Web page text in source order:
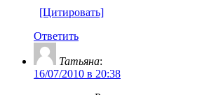
[Цитировать]
Ответить
Татьяна:
16/07/2010 в 20:38